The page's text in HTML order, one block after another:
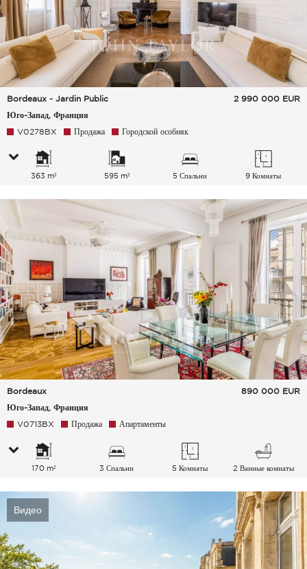
Bordeaux - Jardin Public
Юго-Запад, Франция
2 990 000 EUR
V0278BX Продажа Городской особняк
363 m² 595 m² 5 Спальни 9 Комнаты
Bordeaux
Юго-Запад, Франция
890 000 EUR
V0713BX Продажа Апартаменты
170 m² 3 Спальни 5 Комнаты 2 Ванные комнаты
Видео